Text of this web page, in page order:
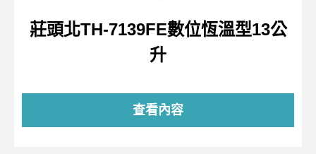
莊頭北TH-7139FE數位恆溫型13公
升
查看內容